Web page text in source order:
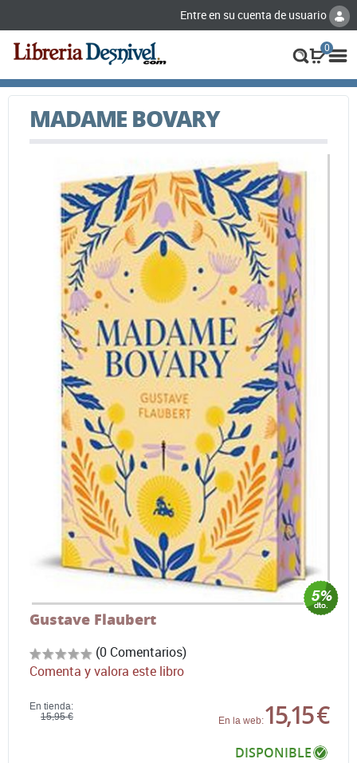
Entre en su cuenta de usuario
0
MADAME BOVARY
Gustave Flaubert
(0 Comentarios)
Comenta y valora este libro
En tienda:
15,95 €
En la web:15,15 €
DISPONIBLE